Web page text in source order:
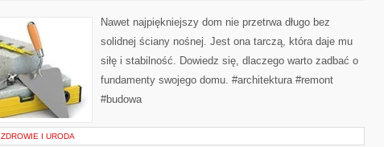
NASZEGO
DOMU
Nawet najpiękniejszy dom nie przetrwa długo bez
solidnej ściany nośnej. Jest ona tarczą, która daje mu
siłę i stabilność. Dowiedz się, dlaczego warto zadbać o
fundamenty swojego domu. #architektura #remont
#budowa
ZDROWIE I URODA